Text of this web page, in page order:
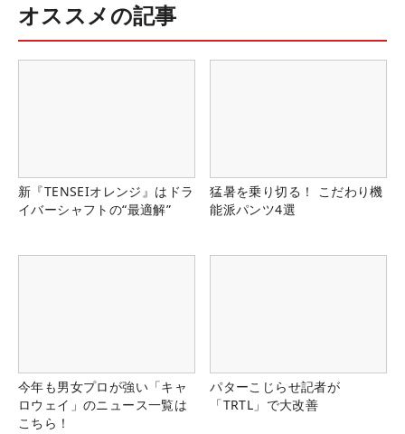
オススメの記事
新『TENSEIオレンジ』はドラ
イバーシャフトの“最適解”
猛暑を乗り切る！ こだわり機
能派パンツ4選
今年も男女プロが強い「キャ
ロウェイ」のニュース一覧は
こちら！
パターこじらせ記者が
「TRTL」で大改善